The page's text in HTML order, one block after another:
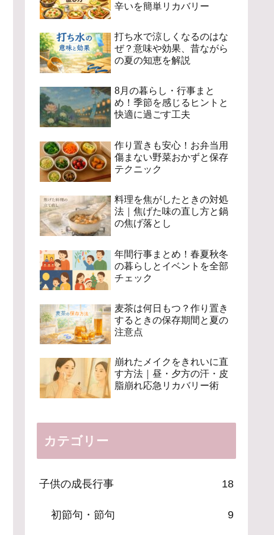
辛いを簡単リカバリー
打ち水で涼しくなるのはな
ぜ？意味や効果、昔ながら
の夏の知恵を解説
8月の暮らし・行事まと
め！季節を感じるヒントと
快適に過ごす工夫
作り置きも安心！お弁当用
傷まない野菜おかずと保存
テクニック
料理を焦がしたときの対処
法｜焦げた味の直し方と鍋
の焦げ落とし
年間行事まとめ！春夏秋冬
の暮らしとイベントを全部
チェック
麦茶は何日もつ？作り置き
するときの保存期間と夏の
注意点
崩れたメイクをきれいに直
す方法｜昼・夕方の汗・皮
脂崩れ応急リカバリー術
カテゴリー
子供の成長行事 18
初節句・節句 9